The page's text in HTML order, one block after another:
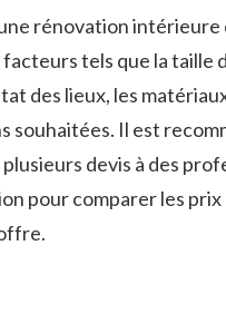
rénovation intérieure
tels que la taille
des lieux, les
souhaitées. Il est
devis à des
pour comparer les